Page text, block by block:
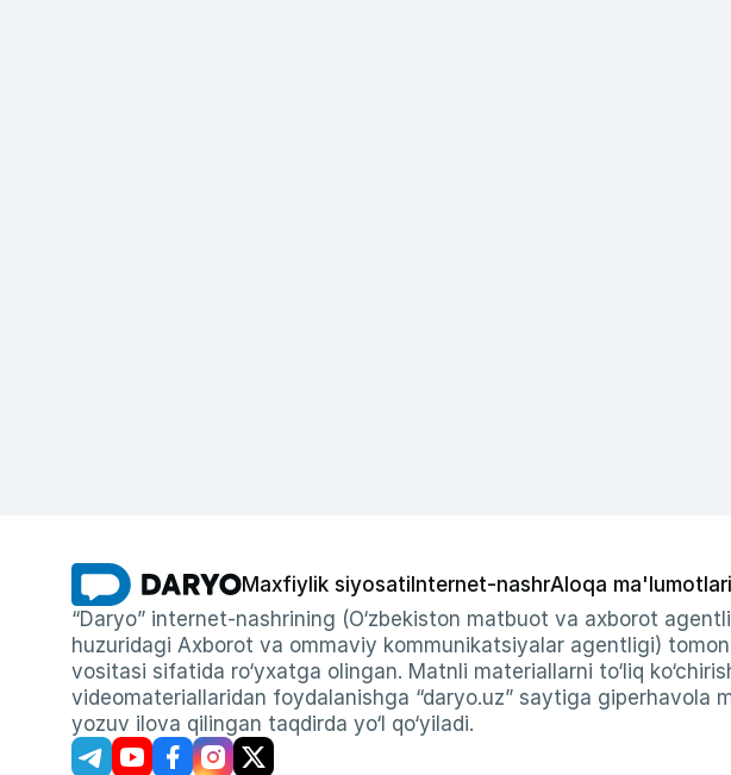
Maxfiylik siyosati Internet-nashrAloqa ma'lumotlari
“Daryo” internet-nashrining (O‘zbekiston matbuot va axborot
huzuridagi Axborot va ommaviy kommunikatsiyalar agentligi)
vositasi sifatida ro‘yxatga olingan. Matnli materiallarni to‘liq
videomateriallaridan foydalanishga “daryo.uz” saytiga giperhavola
yozuv ilova qilingan taqdirda yo‘l qo‘yiladi.